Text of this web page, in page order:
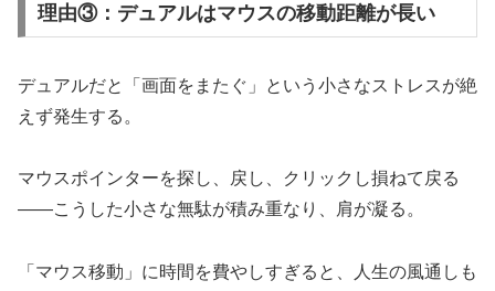
理由③：デュアルはマウスの移動距離が長い
デュアルだと「画面をまたぐ」という小さなストレスが絶
えず発生する。
マウスポインターを探し、戻し、クリックし損ねて戻る
――こうした小さな無駄が積み重なり、肩が凝る。
「マウス移動」に時間を費やしすぎると、人生の風通しも